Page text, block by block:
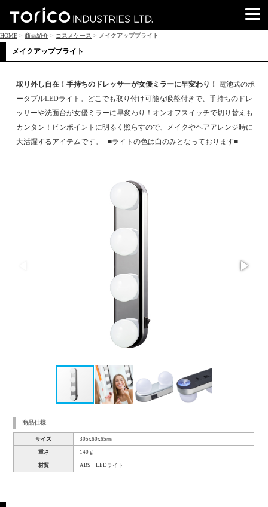
HOME > 商品紹介 > コスメケース > メイクアップブライト
メイクアップブライト
取り外し自在！手持ちのドレッサーが女優ミラーに早変わり！
電池式のポ
ータブルLEDライト。どこでも取り付け可能な吸盤付きで、手持ちのドレ
ッサーや洗面台が女優ミラーに早変わり！オンオフスイッチで切り替えも
カンタン！ピンポイントに明るく照らすので、メイクやヘアアレンジ時に
大活躍するアイテムです。 ■ライトの色は白のみとなっております■
商品仕様
サイズ 305x60x65㎜
重さ 140ｇ
材質 ABS LEDライト